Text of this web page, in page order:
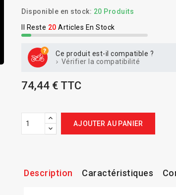
Disponible en stock: 20 Produits
Il Reste 20Articles En Stock
Ce produit est-il compatible ?
Vérifier la compatibilité
74,44 € TTC
AJOUTER AU PANIER
Description Caractéristiques